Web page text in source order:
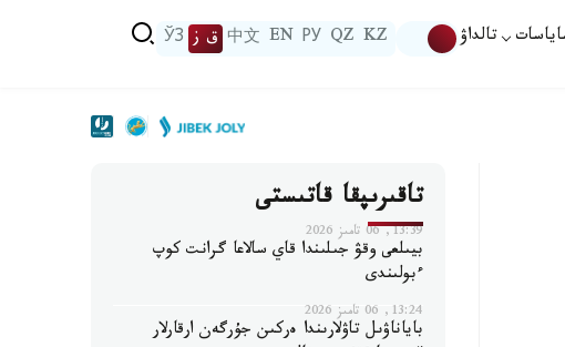
تالداۋ KZ
QZ
РУ
EN
中文 ق ز ЎЗ
تاقىرىپقا قاتىستى
13:39, 06 تامىز 2026
بيىلعى وقۋ جىلىندا قاي سالاعا گرانت كوپ
ءبولىندى
13:24, 06 تامىز 2026
باياناۋىل تاۋلارىندا ەركىن جۇرگەن ارقارلار